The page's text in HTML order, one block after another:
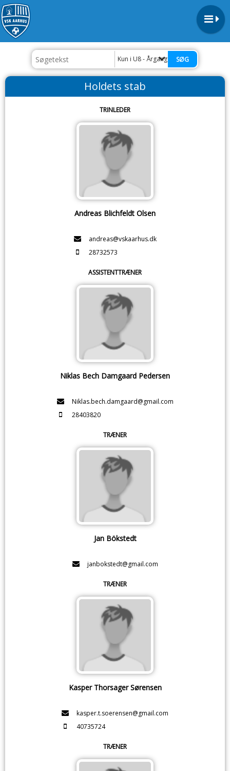
Kun i U8 - Årgang '19
Holdets stab
TRINLEDER
Andreas Blichfeldt Olsen
andreas@vskaarhus.dk
28732573
ASSISTENTTRÆNER
Niklas Bech Damgaard Pedersen
Niklas.bech.damgaard@gmail.com
28403820
TRÆNER
Jan Bökstedt
janbokstedt@gmail.com
TRÆNER
Kasper Thorsager Sørensen
kasper.t.soerensen@gmail.com
40735724
TRÆNER